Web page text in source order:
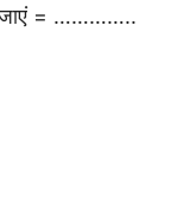
जाएं = …………..